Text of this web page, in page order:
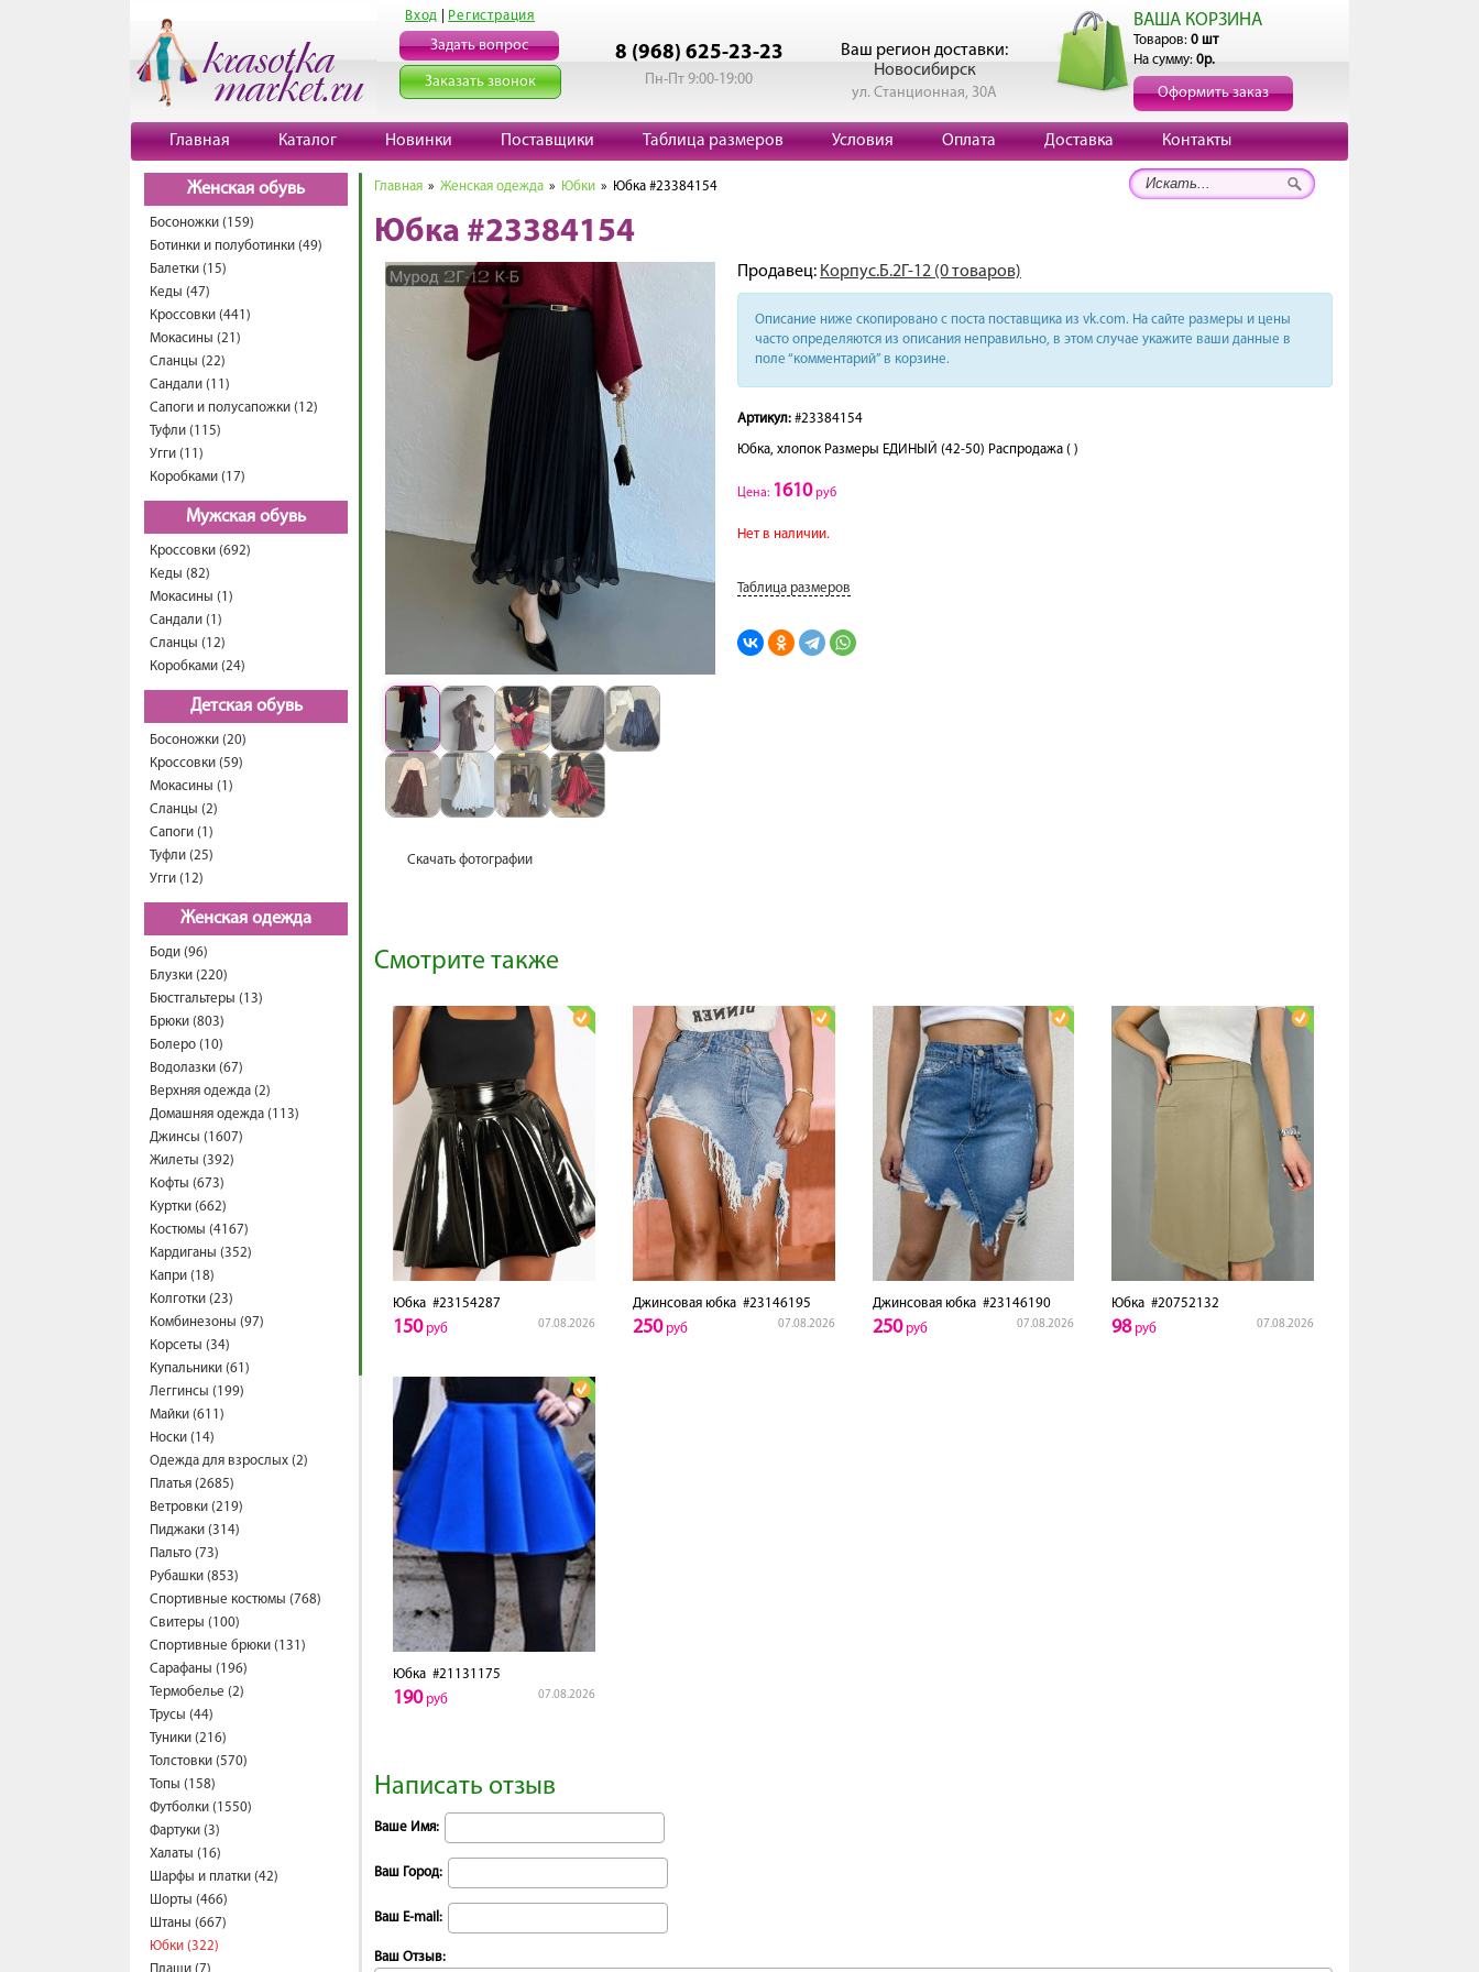
Вход Регистрация
Задать вопрос
Заказать звонок
8 (968) 625-23-23
Пн-Пт 9:00-19:00
Ваш регион доставки:
Новосибирск
ул. Станционная, 30А
ВАША КОРЗИНА
Товаров: 0 шт
На сумму: 0р.
Оформить заказ
Главная Каталог Новинки Поставщики Таблица размеров Условия Оплата Доставка Контакты
Женская обувь
Босоножки (159)
Ботинки и полуботинки (49)
Балетки (15)
Кеды (47)
Кроссовки (441)
Мокасины (21)
Сланцы (22)
Сандали (11)
Сапоги и полусапожки (12)
Туфли (115)
Угги (11)
Коробками (17)
Мужская обувь
Кроссовки (692)
Кеды (82)
Мокасины (1)
Сандали (1)
Сланцы (12)
Коробками (24)
Детская обувь
Босоножки (20)
Кроссовки (59)
Мокасины (1)
Сланцы (2)
Сапоги (1)
Туфли (25)
Угги (12)
Женская одежда
Боди (96)
Блузки (220)
Бюстгальтеры (13)
Брюки (803)
Болеро (10)
Водолазки (67)
Верхняя одежда (2)
Домашняя одежда (113)
Джинсы (1607)
Жилеты (392)
Кофты (673)
Куртки (662)
Костюмы (4167)
Кардиганы (352)
Капри (18)
Колготки (23)
Комбинезоны (97)
Корсеты (34)
Купальники (61)
Леггинсы (199)
Майки (611)
Носки (14)
Одежда для взрослых (2)
Платья (2685)
Ветровки (219)
Пиджаки (314)
Пальто (73)
Рубашки (853)
Спортивные костюмы (768)
Свитеры (100)
Спортивные брюки (131)
Сарафаны (196)
Термобелье (2)
Трусы (44)
Туники (216)
Толстовки (570)
Топы (158)
Футболки (1550)
Фартуки (3)
Халаты (16)
Шарфы и платки (42)
Шорты (466)
Штаны (667)
Юбки (322)
Главная » Женская одежда » Юбки » Юбка #23384154
Юбка #23384154
Скачать фотографии
Продавец: Корпус.Б.2Г-12 (0 товаров)
Описание ниже скопировано с поста поставщика из vk.com. На сайте размеры и цены
часто определяются из описания неправильно, в этом случае укажите ваши данные в
поле “комментарий” в корзине.
Артикул: #23384154
Юбка, хлопок Размеры ЕДИНЫЙ (42-50) Распродажа ( )
Цена: 1610руб
Нет в наличии.
Таблица размеров
Смотрите также
Юбка #23154287
07.08.2026
150руб
Джинсовая юбка#23146195
07.08.2026
250руб
Джинсовая юбка#23146190
07.08.2026
250руб
Юбка #20752132
07.08.2026
98руб
Юбка #21131175
07.08.2026
190руб
Написать отзыв
Ваше Имя:
Ваш Город:
Ваш E-mail:
Ваш Отзыв: